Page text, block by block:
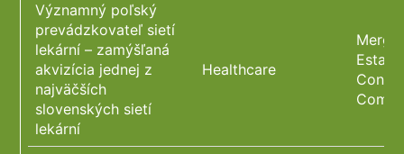
Významný poľský
prevádzkovateľ sietí
lekární – zamýšľaná
akvizícia jednej z
najväčších
slovenských sietí
lekární
Healthcare
Estate